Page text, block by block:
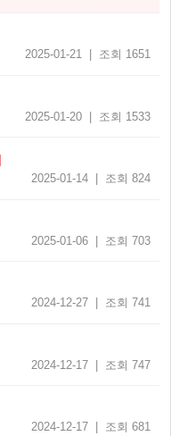
2025-01-21 | 조회 1651
2025-01-20 | 조회 1533
2025-01-14 | 조회 824
2025-01-06 | 조회 703
2024-12-27 | 조회 741
2024-12-17 | 조회 747
2024-12-17 | 조회 681